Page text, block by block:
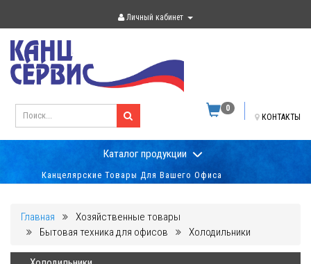
Личный кабинет
КОНТАКТЫ
0
Каталог продукции
Канцелярские Товары Для Вашего Офиса
Главная
Хозяйственные товары
Бытовая техника для офисов
Холодильники